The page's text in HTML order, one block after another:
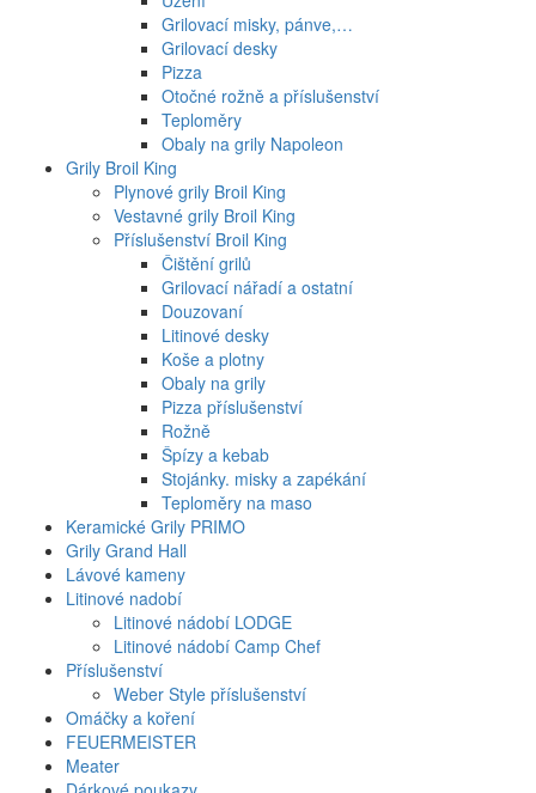
Grilovací misky, pánve,…
Grilovací desky
Pizza
Otočné rožně a příslušenství
Teploměry
Obaly na grily Napoleon
Grily Broil King
Plynové grily Broil King
Vestavné grily Broil King
Příslušenství Broil King
Čištění grilů
Grilovací nářadí a ostatní
Douzovaní
Litinové desky
Koše a plotny
Obaly na grily
Pizza příslušenství
Rožně
Špízy a kebab
Stojánky. misky a zapékání
Teploměry na maso
Keramické Grily PRIMO
Grily Grand Hall
Lávové kameny
Litinové nadobí
Litinové nádobí LODGE
Litinové nádobí Camp Chef
Příslušenství
Weber Style příslušenství
Omáčky a koření
FEUERMEISTER
Meater